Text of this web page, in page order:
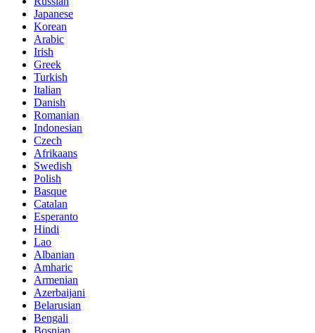
Japanese
Korean
Arabic
Irish
Greek
Turkish
Italian
Danish
Romanian
Indonesian
Czech
Afrikaans
Swedish
Polish
Basque
Catalan
Esperanto
Hindi
Lao
Albanian
Amharic
Armenian
Azerbaijani
Belarusian
Bengali